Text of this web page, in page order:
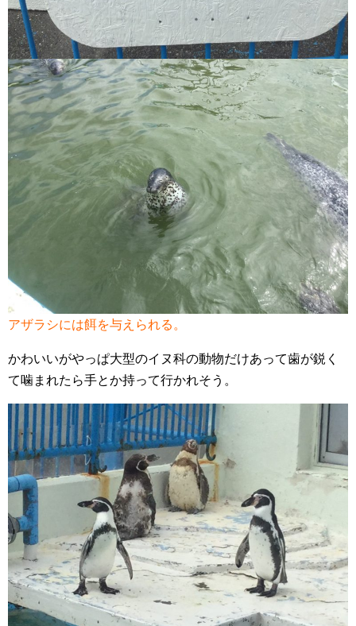
アザラシには餌を与えられる。
かわいいがやっぱ大型のイヌ科の動物だけあって歯が鋭く
て噛まれたら手とか持って行かれそう。